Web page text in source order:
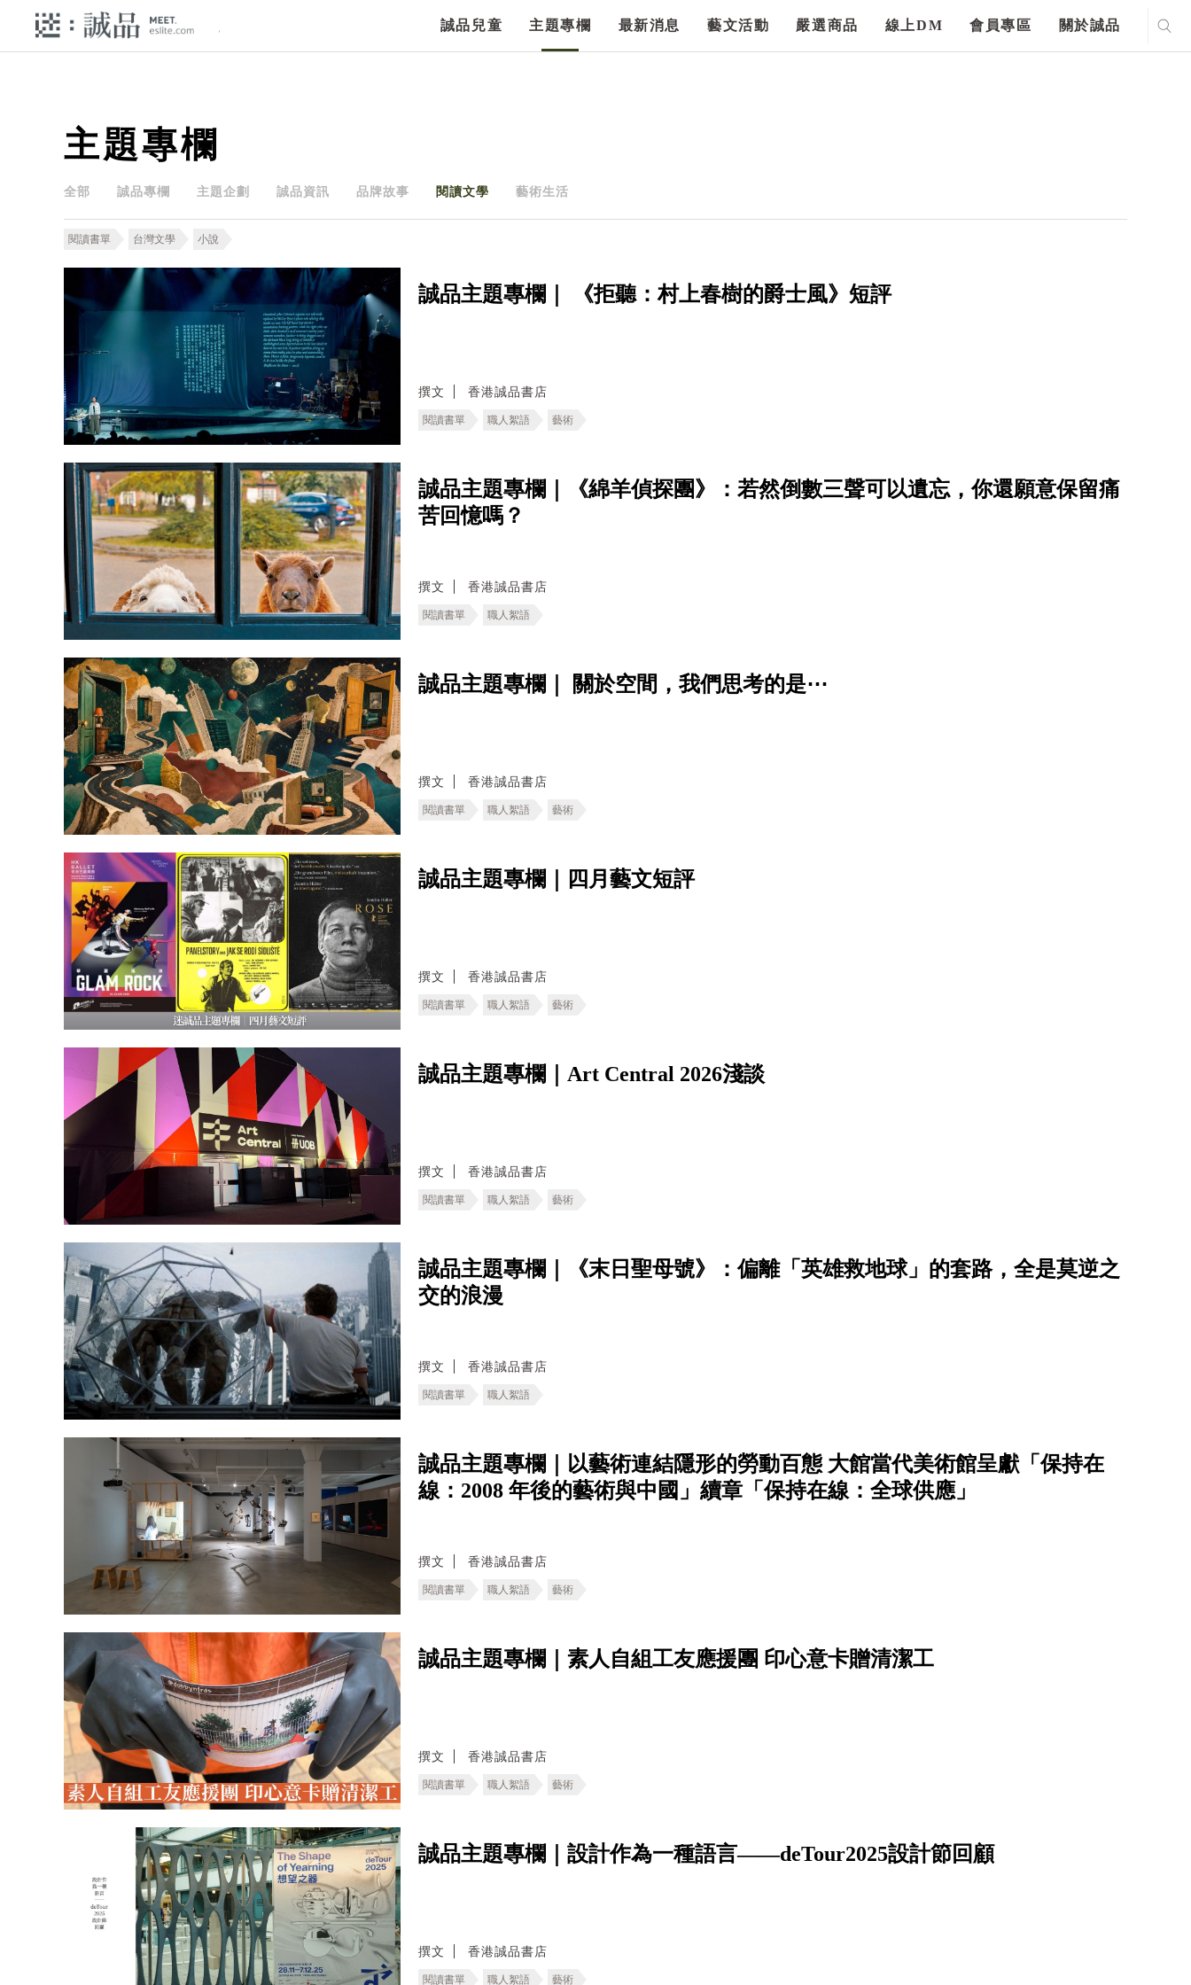
誠品兒童 主題專欄 最新消息 藝文活動 嚴選商品 線上DM 會員專區 關於誠品
主題專欄
全部 誠品專欄 主題企劃 誠品資訊 品牌故事 閱讀文學 藝術生活
閱讀書單 台灣文學 小說
誠品主題專欄｜ 《拒聽：村上春樹的爵士風》短評
撰文 香港誠品書店
閱讀書單 職人絮語 藝術
誠品主題專欄｜《綿羊偵探團》：若然倒數三聲可以遺忘，你還願意保留痛
苦回憶嗎？
撰文 香港誠品書店
閱讀書單 職人絮語
誠品主題專欄｜ ​關於空間，我們思考的是⋯
撰文 香港誠品書店
閱讀書單 職人絮語 藝術
誠品主題專欄｜四月藝文短評
撰文 香港誠品書店
閱讀書單 職人絮語 藝術
誠品主題專欄｜Art Central 2026淺談
撰文 香港誠品書店
閱讀書單 職人絮語 藝術
誠品主題專欄｜《末日聖母號》：偏離「英雄救地球」的套路，全是莫逆之
交的浪漫
撰文 香港誠品書店
閱讀書單 職人絮語
誠品主題專欄｜以藝術連結隱形的勞動百態 ⼤館當代美術館呈獻「保持在
線：2008 年後的藝術與中國」續章「保持在線：全球供應」
撰文 香港誠品書店
閱讀書單 職人絮語 藝術
誠品主題專欄｜素人自組工友應援團 印心意卡贈清潔工
撰文 香港誠品書店
閱讀書單 職人絮語 藝術
誠品主題專欄｜設計作為一種語言——deTour2025設計節回顧
撰文 香港誠品書店
閱讀書單 職人絮語 藝術